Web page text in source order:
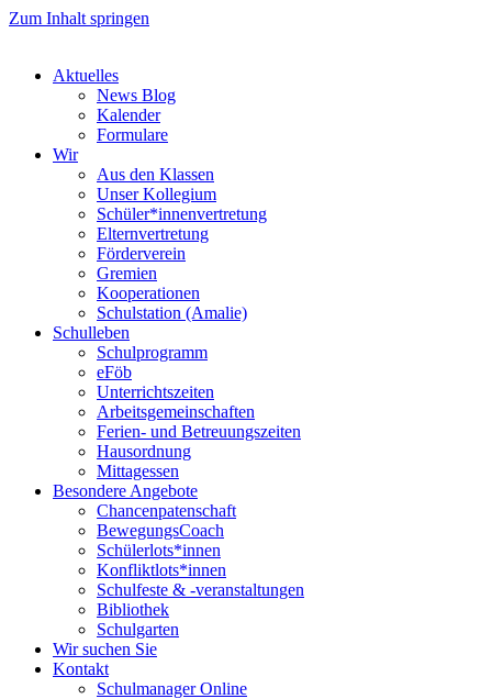
Zum Inhalt springen
Aktuelles
News Blog
Kalender
Formulare
Wir
Aus den Klassen
Unser Kollegium
Schüler*innenvertretung
Elternvertretung
Förderverein
Gremien
Kooperationen
Schulstation (Amalie)
Schulleben
Schulprogramm
eFöb
Unterrichtszeiten
Arbeitsgemeinschaften
Ferien- und Betreuungszeiten
Hausordnung
Mittagessen
Besondere Angebote
Chancenpatenschaft
BewegungsCoach
Schülerlots*innen
Konfliktlots*innen
Schulfeste & -veranstaltungen
Bibliothek
Schulgarten
Wir suchen Sie
Kontakt
Schulmanager Online